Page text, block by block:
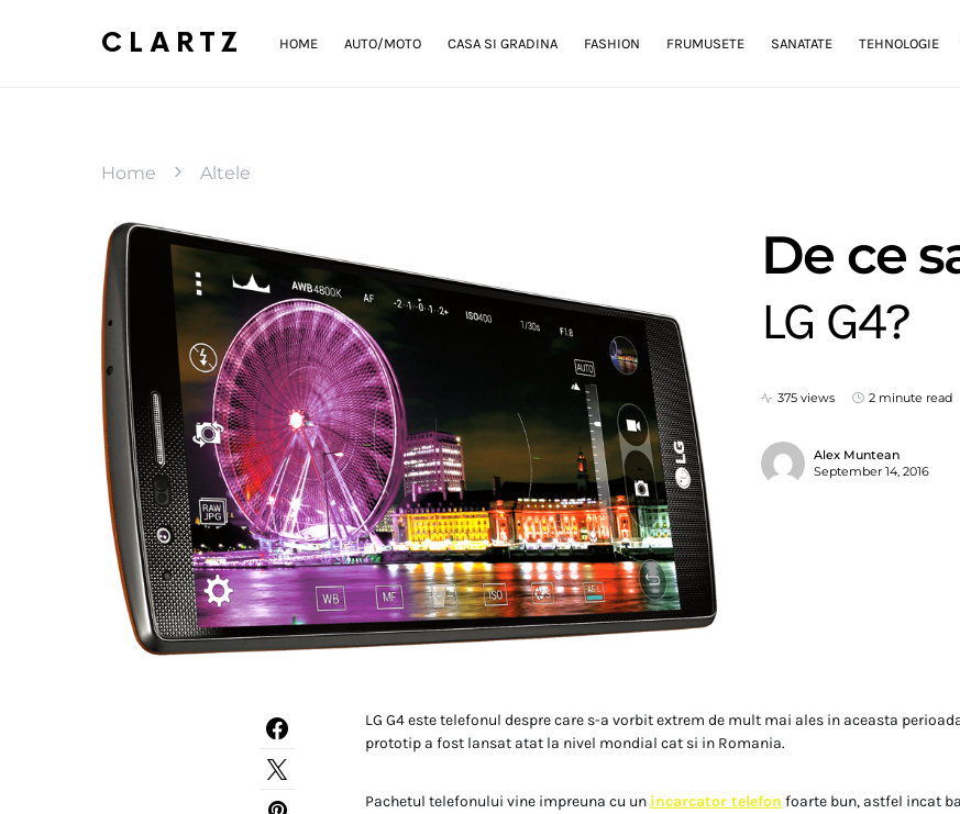
CLARTZ HOME AUTO/MOTO CASA SI GRADINA FASHION FRUMUSETE SANATATE TEHNOLOGIE
Home Altele
De ce
LG G4?
375 views 2 minute read
Alex Muntean
September 14, 2016
LG G4 este telefonul despre care s-a vorbit extrem de mult mai ales in aceasta
prototip a fost lansat atat la nivel mondial cat si in Romania.
Pachetul telefonului vine impreuna cu un incarcator telefon foarte bun, astfel incat